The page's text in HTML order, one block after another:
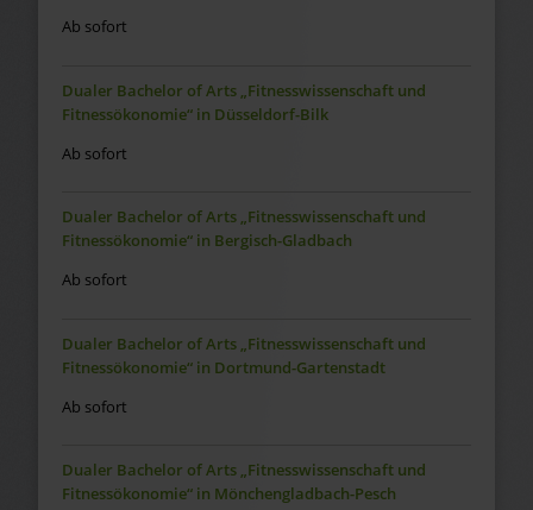
Ab sofort
Dualer Bachelor of Arts „Fitnesswissenschaft und
Fitnessökonomie“ in Düsseldorf-Bilk
Ab sofort
Dualer Bachelor of Arts „Fitnesswissenschaft und
Fitnessökonomie“ in Bergisch-Gladbach
Ab sofort
Dualer Bachelor of Arts „Fitnesswissenschaft und
Fitnessökonomie“ in Dortmund-Gartenstadt
Ab sofort
Dualer Bachelor of Arts „Fitnesswissenschaft und
Fitnessökonomie“ in Mönchengladbach-Pesch